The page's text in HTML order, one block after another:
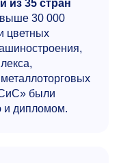
из 35 стран
30 000
цветных
были
и дипломом.